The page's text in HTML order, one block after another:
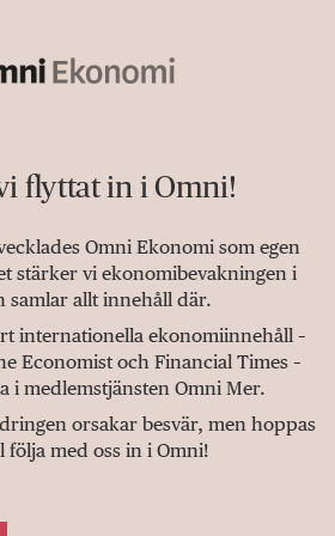
flyttat in i Omni!
Omni Ekonomi som egen
stärker vi ekonomibevakningen i
samlar allt innehåll där.
internationella ekonomiinnehåll –
Economist och Financial Times –
i medlemstjänsten Omni Mer.
orsakar besvär, men hoppas
följa med oss in i Omni!